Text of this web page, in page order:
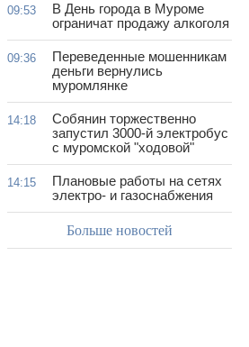
09:53
В День города в Муроме
ограничат продажу алкоголя
09:36
Переведенные мошенникам
деньги вернулись
муромлянке
14:18
Собянин торжественно
запустил 3000-й электробус
с муромской "ходовой"
14:15
Плановые работы на сетях
электро- и газоснабжения
Больше новостей